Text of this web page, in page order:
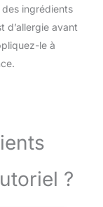
des ingrédients
d’allergie avant
le à
?